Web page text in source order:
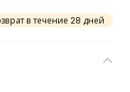
в течение 28 дней